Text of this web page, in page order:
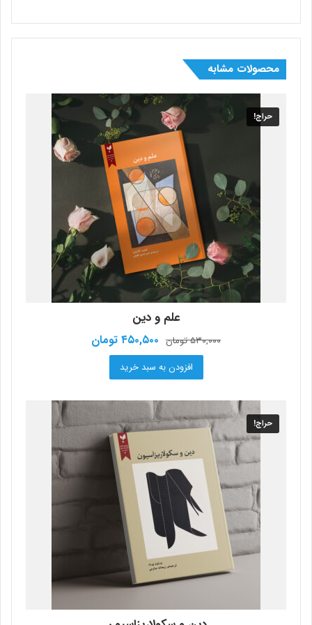
محصولات مشابه
حراج!
علم و دین
۵۳۰,۰۰۰تومان قیمت
اصلی:
۵۳۰,۰۰۰ تومان
بود.
۴۵۰,۵۰۰ تومان
افزودن به سبد خرید
حراج!